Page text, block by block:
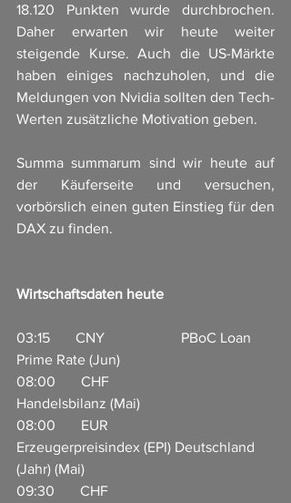
18.120 Punkten wurde durchbrochen.
Daher erwarten wir heute weiter
steigende Kurse. Auch die US-Märkte
haben einiges nachzuholen, und die
Meldungen von Nvidia sollten den Tech-
Werten zusätzliche Motivation geben.
Summa summarum sind wir heute auf
der Käuferseite und versuchen,
vorbörslich einen guten Einstieg für den
DAX zu finden.
Wirtschaftsdaten heute
03:15       CNY                     PBoC Loan
Prime Rate (Jun)
08:00       CHF
Handelsbilanz (Mai)
08:00       EUR
Erzeugerpreisindex (EPI) Deutschland
(Jahr) (Mai)
09:30       CHF